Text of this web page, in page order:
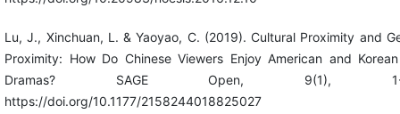
Lu, J., Xinchuan, L. & Yaoyao, C. (2019). Cultural Proximity and
Proximity: How Do Chinese Viewers Enjoy American and
Dramas? SAGE Open, 9(1), 1-
https://doi.org/10.1177/2158244018825027